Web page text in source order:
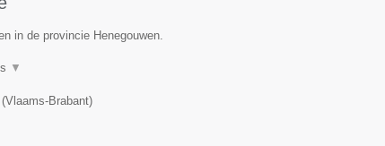
in de provincie Henegouwen.
▼
(Vlaams-Brabant)